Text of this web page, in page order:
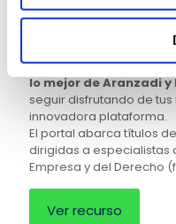
Legalteca: Portal
Legalteca es el nuevo
lo mejor de Aranzadi y
seguir disfrutando de
innovadora plataforma.
El portal abarca títulos
dirigidas a especialistas
Empresa y del Derecho
Ver recurso